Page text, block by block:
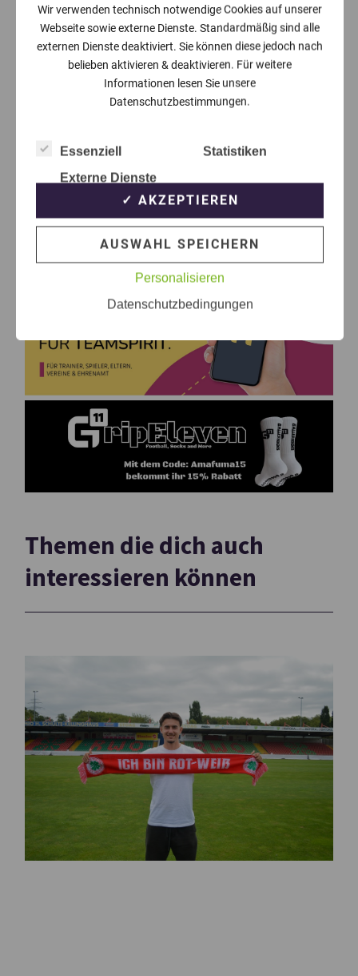
Themen die dich auch
interessieren können
Wir verwenden technisch notwendige Cookies auf unserer
Webseite sowie externe Dienste. Standardmäßig sind alle
externen Dienste deaktiviert. Sie können diese jedoch nach
belieben aktivieren & deaktivieren. Für weitere
Informationen lesen Sie unsere
Datenschutzbestimmungen.
Essenziell
Statistiken
Externe Dienste
✓ AKZEPTIEREN
AUSWAHL SPEICHERN
Personalisieren
Datenschutzbedingungen